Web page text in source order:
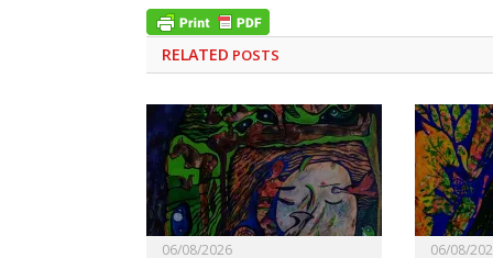
RELATED POSTS
06/08/2026 06/08/